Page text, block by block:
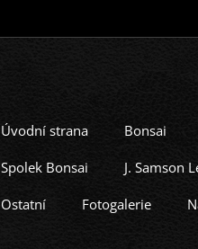
Úvodní strana Bonsai
Spolek Bonsai J. Samson
Ostatní Fotogalerie